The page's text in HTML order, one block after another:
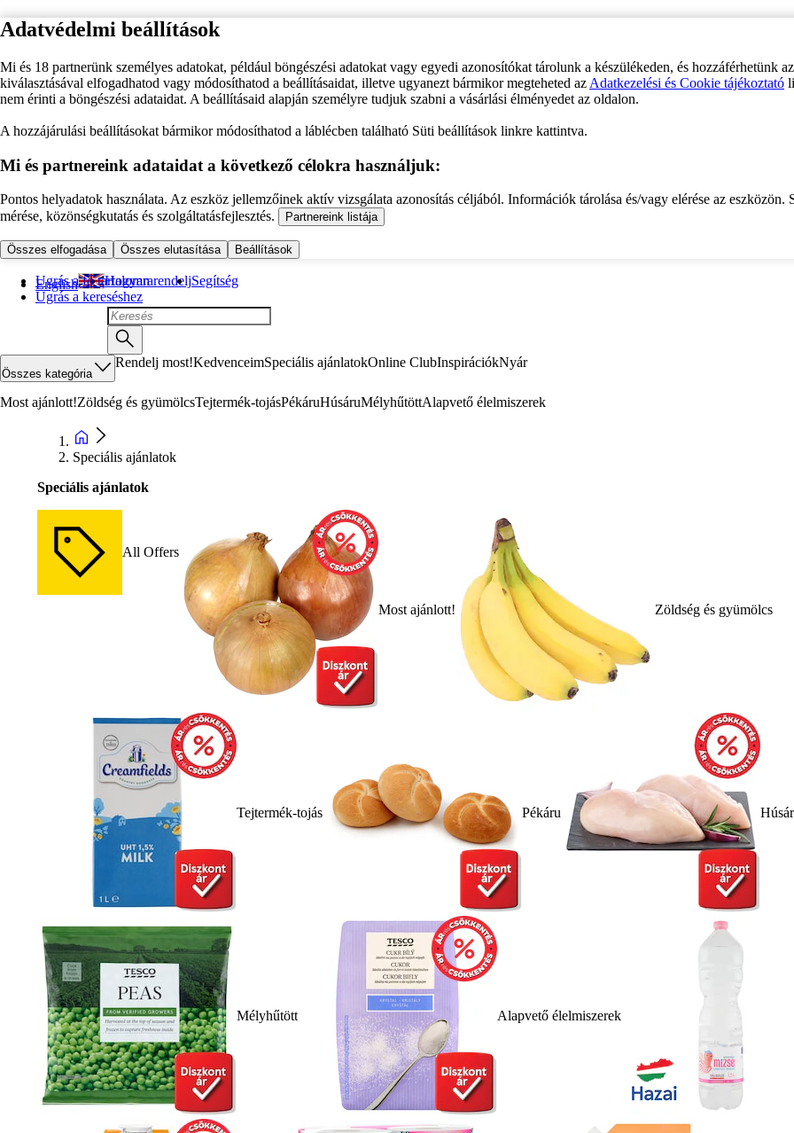
Adatvédelmi beállítások
Mi és 18 partnerünk személyes adatokat, például böngészési adatokat vagy egyedi azonosítókat tárolunk a készülékeden, és hozzáférhetünk
kiválasztásával elfogadhatod vagy módosíthatod a beállításaidat, illetve ugyanezt bármikor megteheted az Adatkezelési és Cookie tájékoztató
nem érinti a böngészési adataidat. A beállításaid alapján személyre tudjuk szabni a vásárlási élményedet az oldalon.
A hozzájárulási beállításokat bármikor módosíthatod a láblécben található Süti beállítások linkre kattintva.
Mi és partnereink adataidat a következő célokra használjuk:
Pontos helyadatok használata. Az eszköz jellemzőinek aktív vizsgálata azonosítás céljából. Információk tárolása és/vagy elérése az eszközön.
mérése, közönségkutatás és szolgáltatásfejlesztés.
Partnereink listája
Összes elfogadása Összes elutasítása Beállítások
Ugrás a fő tartalomra
Ugrás a kereséshez
English Hogyan rendeljSegítség
Összes kategória
Rendelj most!KedvenceimSpeciális ajánlatokOnline ClubInspirációkNyár
Most ajánlott!Zöldség és gyümölcsTejtermék-tojásPékáruHúsáruMélyhűtöttAlapvető élelmiszerek
Speciális ajánlatok
Speciális ajánlatok
All Offers
Most ajánlott! Zöldség és gyümölcs
Tejtermék-tojás Pékáru
Mélyhűtött Alapvető élelmiszerek